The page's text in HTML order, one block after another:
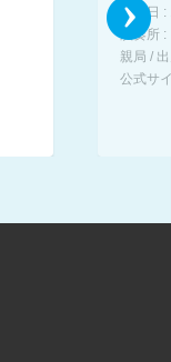
ャスター)/金城均(リポー
開局日
演奏所 :
親局 /
公式サ